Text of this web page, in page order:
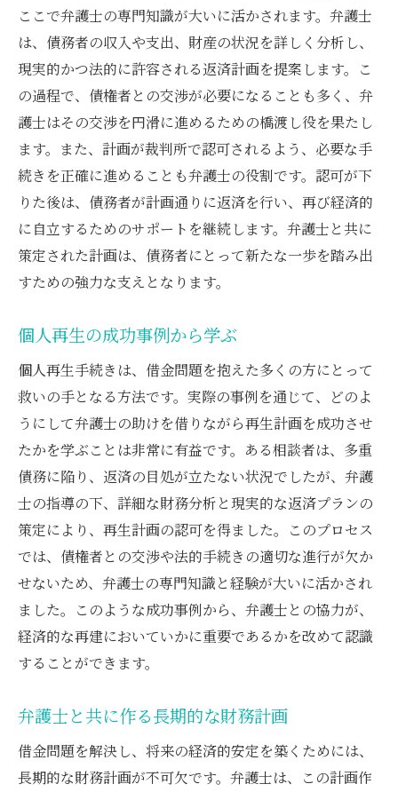
ここで弁護士の専門知識が大いに活かされます。弁護士
は、債務者の収入や支出、財産の状況を詳しく分析し、
現実的かつ法的に許容される返済計画を提案します。こ
の過程で、債権者との交渉が必要になることも多く、弁
護士はその交渉を円滑に進めるための橋渡し役を果たし
ます。また、計画が裁判所で認可されるよう、必要な手
続きを正確に進めることも弁護士の役割です。認可が下
りた後は、債務者が計画通りに返済を行い、再び経済的
に自立するためのサポートを継続します。弁護士と共に
策定された計画は、債務者にとって新たな一歩を踏み出
すための強力な支えとなります。
個人再生の成功事例から学ぶ
個人再生手続きは、借金問題を抱えた多くの方にとって
救いの手となる方法です。実際の事例を通じて、どのよ
うにして弁護士の助けを借りながら再生計画を成功させ
たかを学ぶことは非常に有益です。ある相談者は、多重
債務に陥り、返済の目処が立たない状況でしたが、弁護
士の指導の下、詳細な財務分析と現実的な返済プランの
策定により、再生計画の認可を得ました。このプロセス
では、債権者との交渉や法的手続きの適切な進行が欠か
せないため、弁護士の専門知識と経験が大いに活かされ
ました。このような成功事例から、弁護士との協力が、
経済的な再建においていかに重要であるかを改めて認識
することができます。
弁護士と共に作る長期的な財務計画
借金問題を解決し、将来の経済的安定を築くためには、
長期的な財務計画が不可欠です。弁護士は、この計画作